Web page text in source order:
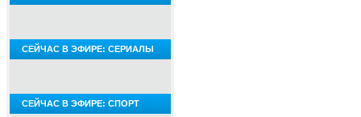
СЕЙЧАС В ЭФИРЕ: СЕРИАЛЫ
СЕЙЧАС В ЭФИРЕ: СПОРТ